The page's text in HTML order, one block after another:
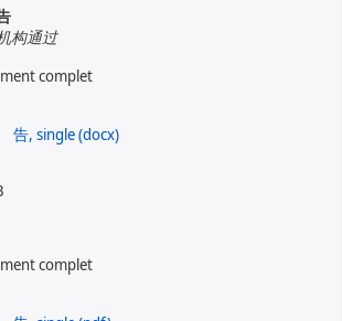
构通过
complet
complet